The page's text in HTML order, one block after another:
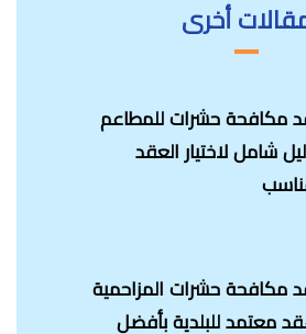
أخرى
مكافحة حشرات للمطاعم
شامل لاختيار العقد
مكافحة حشرات المزاحمية
معتمد للبلدية بأفضل